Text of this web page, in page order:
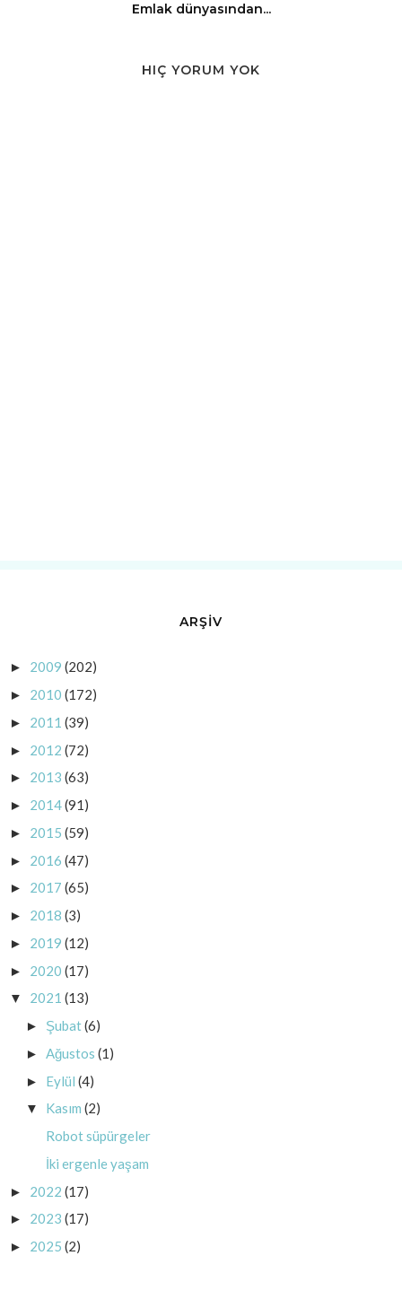
Emlak dünyasından...
HIÇ YORUM YOK
ARŞİV
► 2009 (202)
► 2010 (172)
► 2011 (39)
► 2012 (72)
► 2013 (63)
► 2014(91)
► 2015 (59)
► 2016 (47)
► 2017 (65)
► 2018 (3)
► 2019 (12)
► 2020 (17)
▼ 2021 (13)
► Şubat(6)
► Ağustos (1)
► Eylül (4)
▼ Kasım (2)
Robot süpürgeler
İki ergenle yaşam
► 2022 (17)
► 2023 (17)
► 2025 (2)